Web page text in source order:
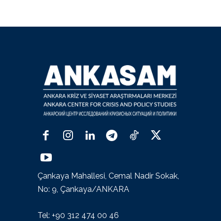
Çankaya Mahallesi, Cemal Nadir Sokak,
No: 9, Çankaya/ANKARA
Tel: +90 312 474 00 46